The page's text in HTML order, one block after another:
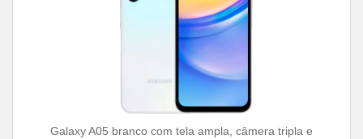
Galaxy A05 branco com tela ampla, câmera tripla e